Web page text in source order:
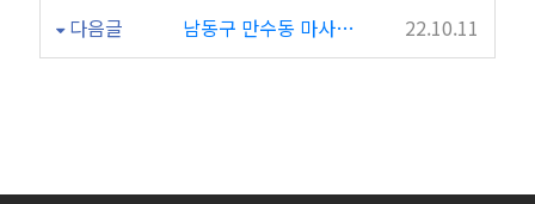
다음글 남동구 만수동 마사지 타이 마사지 킹마사지 22.10.11